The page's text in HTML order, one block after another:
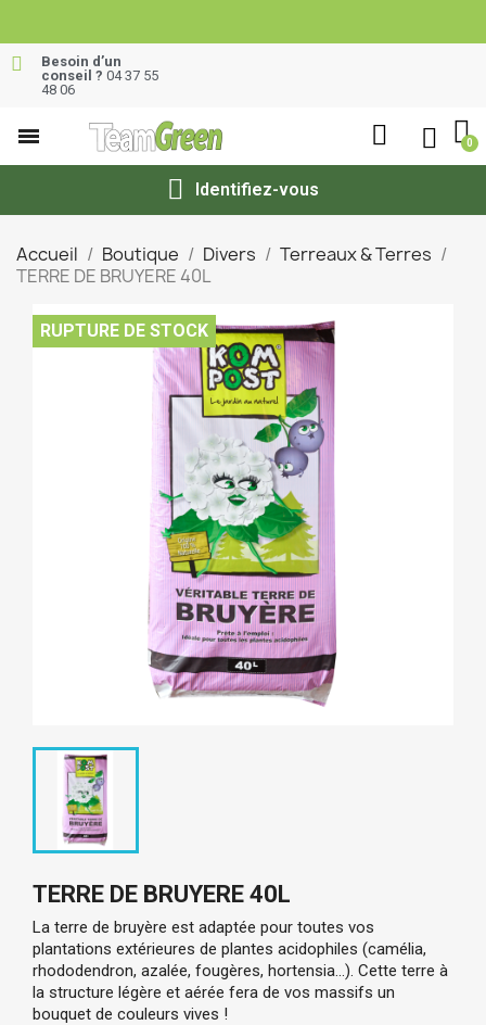
Besoin d’un
conseil ? 04 37 55
48 06
Identifiez-vous
Accueil Boutique Divers
Terreaux & Terres
TERRE DE BRUYERE 40L
RUPTURE DE STOCK
TERRE DE BRUYERE 40L
La terre de bruyère est adaptée pour toutes vos
plantations extérieures de plantes acidophiles (camélia,
rhododendron, azalée, fougères, hortensia...). Cette terre à
la structure légère et aérée fera de vos massifs un
bouquet de couleurs vives !